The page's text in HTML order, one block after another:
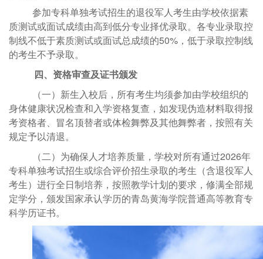
参加专科单独考试招生的退役军人考生由学校依据素
质测试或面试成绩由高到低分专业择优录取。各专业录取控
制线不低于素质测试或面试总成绩的50%，低于录取控制线
的考生不予录取。
四、资格审查及证书颁发
（一）新生入校后，所有考生均须参加由学校组织的
身体健康状况检查和入学资格复查，如发现伪造材料取得报
考资格者、冒名顶替者或体检舞弊及其他舞弊者，按照有关
规定予以清退。
（二） 为确保人才培养质量，学校对所有通过2026年
专科单独考试招生或综合评价招生录取的考生（含退役军人
考生）进行全日制培养，按照教学计划的要求，修满全部规
定学分，颁发国家承认学历的青岛黄海学院普通高等教育专
科学历证书。